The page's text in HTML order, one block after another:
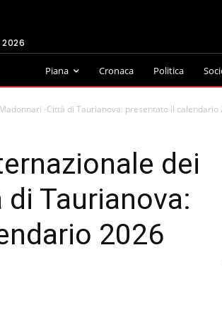
Piana Cronaca Politica
-Città di Taurianova: presentato il calendario
dei
Taurianova:
2026